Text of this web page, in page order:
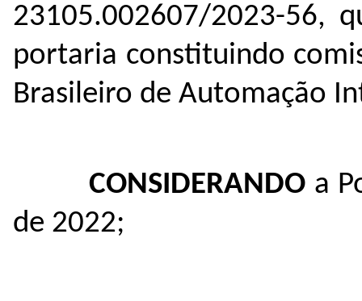
23105.002607/2023-56,
portaria constituindo
Brasileiro de Automação
CONSIDERANDO a
de 2022;